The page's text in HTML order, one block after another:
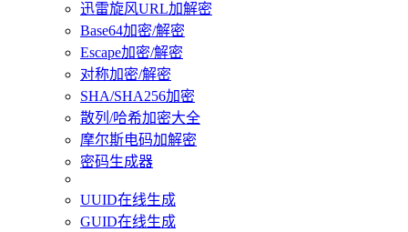
迅雷旋风URL加解密
Base64加密/解密
Escape加密/解密
对称加密/解密
SHA/SHA256加密
散列/哈希加密大全
摩尔斯电码加解密
密码生成器
UUID在线生成
GUID在线生成